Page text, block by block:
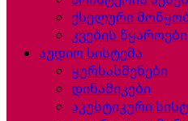
ქსელური
კვების წყაროები
აუდიო სისტემა
ყურსასმენები
დინამიკები
აკუსტიკური